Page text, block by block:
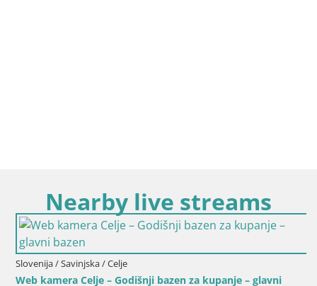
Nearby live streams
Slovenija / Savinjska / Celje
Web kamera Celje – Godišnji bazen za kupanje – glavni